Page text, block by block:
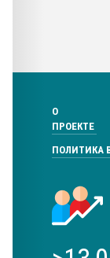
О
ПРОЕКТЕ
ПОЛИТИКА